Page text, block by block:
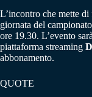
L’incontro che mette
giornata del
ore 19.30. L’evento
piattaforma streaming
abbonamento.
QUOTE